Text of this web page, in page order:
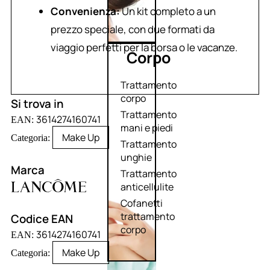
Corpo
Trattamento
corpo
Trattamento
mani e piedi
Trattamento
unghie
Trattamento
anticellulite
Cofanetti
trattamento
corpo
Convenienza:Un kit completo a un
prezzo speciale, con due formati da
viaggio perfetti per la borsa o le vacanze.
Si trova in
EAN: 3614274160741
Categoria: Make Up
Marca
Codice EAN
EAN: 3614274160741
Categoria: Make Up